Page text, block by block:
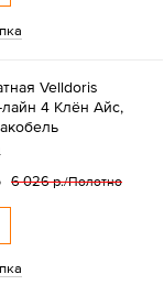
Velldoris
4 Клён Айс,
6 026 р./Полотно